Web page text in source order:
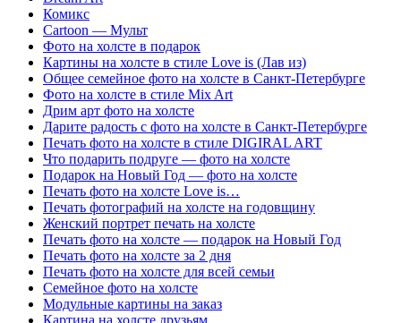
Комикс
Cartoon — Мульт
Фото на холсте в подарок
Картины на холсте в стиле Love is (Лав из)
Общее семейное фото на холсте в Санкт-Петербурге
Фото на холсте в стиле Mix Art
Дрим арт фото на холсте
Дарите радость с фото на холсте в Санкт-Петербурге
Печать фото на холсте в стиле DIGIRAL ART
Что подарить подруге — фото на холсте
Подарок на Новый Год — фото на холсте
Печать фото на холсте Love is…
Печать фотографий на холсте на годовщину
Женский портрет печать на холсте
Печать фото на холсте — подарок на Новый Год
Печать фото на холсте за 2 дня
Печать фото на холсте для всей семьи
Семейное фото на холсте
Модульные картины на заказ
Картина на холсте друзьям